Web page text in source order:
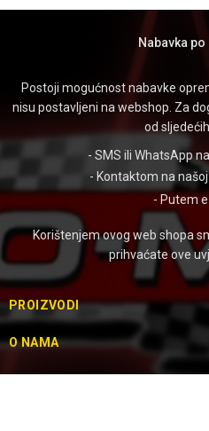
Nabavka
Postoji mogućnost nabavke
nisu postavljeni na webshop. Za
od
- SMS ili WhatsApp
- Kontaktom na
- Putem
Korištenjem ovog web shopa
prihvaćate ove
PROIZVODI
O NAMA